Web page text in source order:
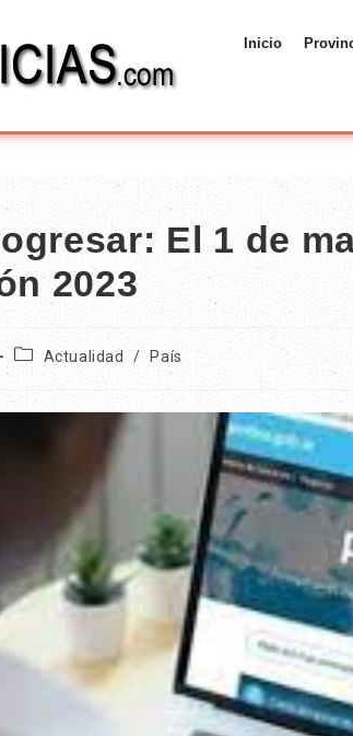
Inicio
El 1 de
2023
Actualidad / País